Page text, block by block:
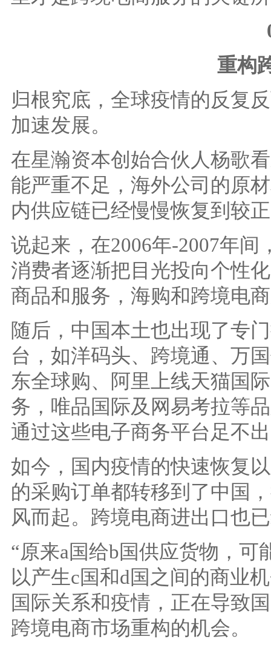
重构
归根究底，全球疫情的反复
加速发展。
在星瀚资本创始合伙人杨歌
能严重不足，海外公司的原
内供应链已经慢慢恢复到较
说起来，在2006年-2007年
消费者逐渐把目光投向个性
商品和服务，海购和跨境电
随后，中国本土也出现了专
台，如洋码头、跨境通、万
东全球购、阿里上线天猫国
务，唯品国际及网易考拉等
通过这些电子商务平台足不
如今，国内疫情的快速恢复
的采购订单都转移到了中国
风而起。跨境电商进出口也
“原来a国给b国供应货物，
以产生c国和d国之间的商业
国际关系和疫情，正在导致
跨境电商市场重构的机会。